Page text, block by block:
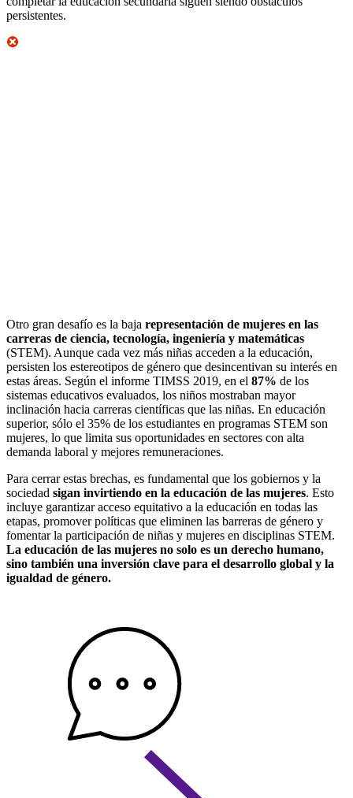
persistentes.
Otro gran desafío es la baja representación de mujeres en las
carreras de ciencia, tecnología, ingeniería y matemáticas
(STEM). Aunque cada vez más niñas acceden a la educación,
persisten los estereotipos de género que desincentivan su interés en
estas áreas. Según el informe TIMSS 2019, en el 87% de los
sistemas educativos evaluados, los niños mostraban mayor
inclinación hacia carreras científicas que las niñas. En educación
superior, sólo el 35% de los estudiantes en programas STEM son
mujeres, lo que limita sus oportunidades en sectores con alta
demanda laboral y mejores remuneraciones.
Para cerrar estas brechas, es fundamental que los gobiernos y la
sociedad sigan invirtiendo en la educación de las mujeres. Esto
incluye garantizar acceso equitativo a la educación en todas las
etapas, promover políticas que eliminen las barreras de género y
fomentar la participación de niñas y mujeres en disciplinas STEM.
La educación de las mujeres no solo es un derecho humano,
sino también una inversión clave para el desarrollo global y la
igualdad de género.